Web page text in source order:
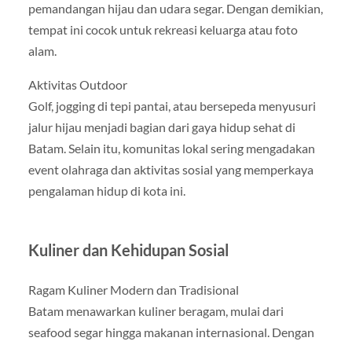
pemandangan hijau dan udara segar. Dengan demikian,
tempat ini cocok untuk rekreasi keluarga atau foto
alam.
Aktivitas Outdoor
Golf, jogging di tepi pantai, atau bersepeda menyusuri
jalur hijau menjadi bagian dari gaya hidup sehat di
Batam. Selain itu, komunitas lokal sering mengadakan
event olahraga dan aktivitas sosial yang memperkaya
pengalaman hidup di kota ini.
Kuliner dan Kehidupan Sosial
Ragam Kuliner Modern dan Tradisional
Batam menawarkan kuliner beragam, mulai dari
seafood segar hingga makanan internasional. Dengan